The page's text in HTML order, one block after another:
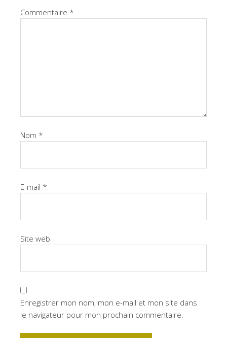
Commentaire *
Nom *
E-mail *
Site web
Enregistrer mon nom, mon e-mail et mon site dans
le navigateur pour mon prochain commentaire.